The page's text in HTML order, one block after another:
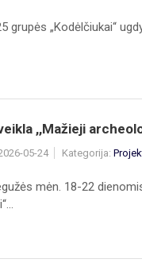
grupės „Kodėlčiukai“
,,Mažieji
05-24 Kategorija:
mėn. 18-22